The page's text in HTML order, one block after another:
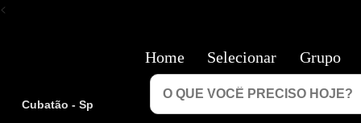
<
Cubatão - Sp
Home Selecionar Grupo